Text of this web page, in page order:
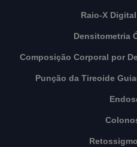
Raio-X
Densitometria
Composição Corporal por
Punção da Tireoide